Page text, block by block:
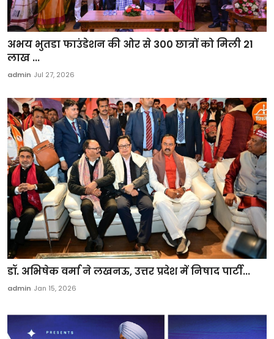
अभय भुतडा फाउंडेशन की ओर से 300 छात्रों को मिली 21
लाख ...
admin Jul 27, 2026
डॉ. अभिषेक वर्मा ने लखनऊ, उत्तर प्रदेश में निषाद पार्टी...
admin Jan 15, 2026